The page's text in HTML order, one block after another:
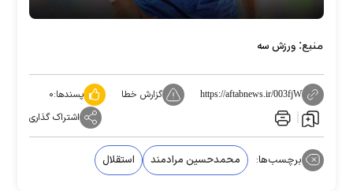
منبع: ورزش سه
https://aftabnews.ir/003fjW گزارش خطا پسندها:۰
اشتراک گذاری
برچسب‌ها: محمدحسین مرادمند استقلال